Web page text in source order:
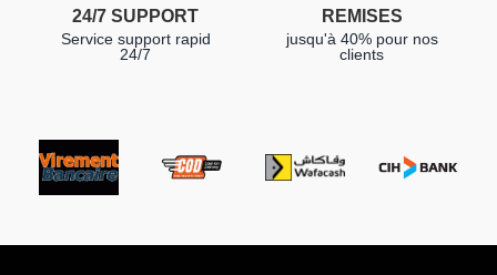
24/7 SUPPORT
Service support rapid
24/7
REMISES
jusqu'à 40% pour nos
clients